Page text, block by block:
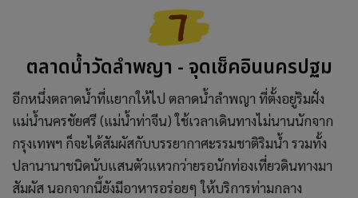
ตลาดน้ำวัดลำพญา - จุดเช็คอินนครปฐม
อีกหนึ่งตลาดน้ำที่แยากให้ไป ตลาดน้ำลำพญา ที่ตั้งอยู่ริมฝั่ง
แม่น้ำนครชัยศรี (แม่น้ำท่าจีน) ใช้เวลาเดินทางไม่นานนักจาก
กรุงเทพฯ ก็จะได้สัมผัสกับบรรยากาศะรรมชาติริมน้ำ รวมทั้ง
ปลานานาชนิดนับแสนตัวแหวกว่ายรอนักท่องเที่ยวดินทางมา
สัมผัส นอกจากนี้ยังมีอาหารอร่อยๆ ให้บริการท่ามกลาง